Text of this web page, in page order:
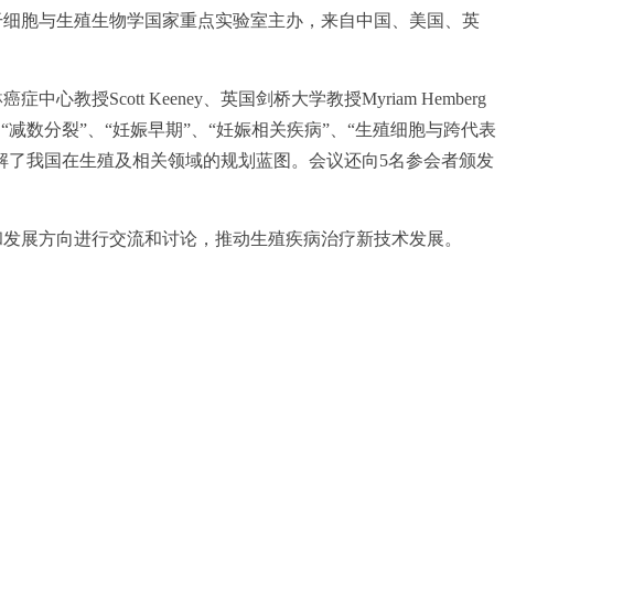
与生殖生物学国家重点实验室主办，来自中国、美国、英
中心教授Scott Keeney、英国剑桥大学教授Myriam Hemberg
数分裂”、“妊娠早期”、“妊娠相关疾病”、“生殖细胞与跨代表
我国在生殖及相关领域的规划蓝图。会议还向5名参会者颁发
方向进行交流和讨论，推动生殖疾病治疗新技术发展。